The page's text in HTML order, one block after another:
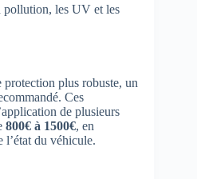
pollution, les UV et les
plus robuste, un
Ces
de plusieurs
800€ à 1500€, en
l’état du véhicule.